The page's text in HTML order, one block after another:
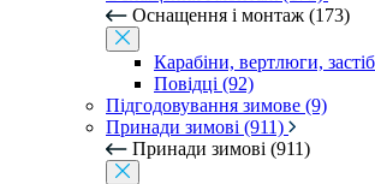
Оснащення і монтаж (173)
Карабіни, вертлюги,
Повідці (92)
Підгодовування зимове (9)
Принади зимові (911)
Принади зимові (911)